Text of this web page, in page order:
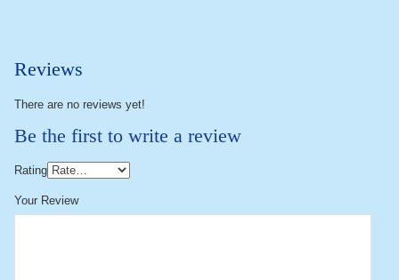
Reviews
There are no reviews yet!
Be the first to write a review
Rating
Your Review